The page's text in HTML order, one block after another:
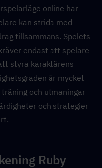
online har
kan strida med
tillsammans. Spelets
endast att spelare
styra karaktärens
är mycket
och utmaningar
och strategier
Ruby